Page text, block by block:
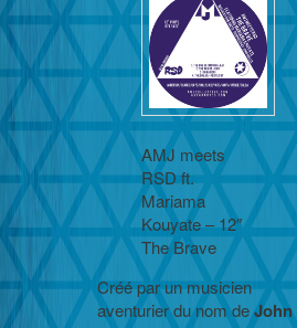
AMJ meets
RSD ft.
Mariama
Kouyate – 12″
The Brave
Créé par un musicien
aventurier du nom deJohn